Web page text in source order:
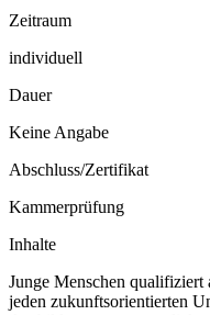
Zeitraum
individuell
Dauer
Keine Angabe
Abschluss/Zertifikat
Kammerprüfung
Inhalte
Junge Menschen qualifiziert
jeden zukunftsorientierten